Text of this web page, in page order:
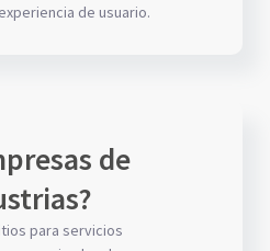
de usuario.
de
para servicios